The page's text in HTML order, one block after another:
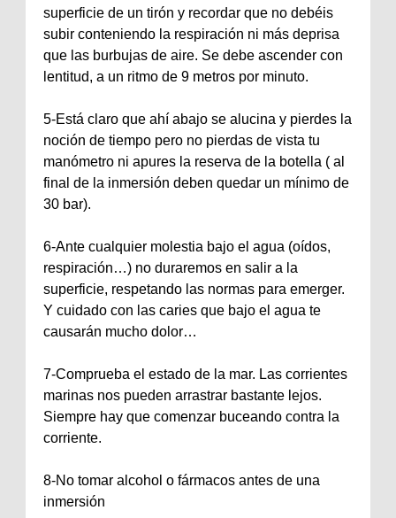
superficie de un tirón y recordar que no debéis
subir conteniendo la respiración ni más deprisa
que las burbujas de aire. Se debe ascender con
lentitud, a un ritmo de 9 metros por minuto.
5-Está claro que ahí abajo se alucina y pierdes la
noción de tiempo pero no pierdas de vista tu
manómetro ni apures la reserva de la botella ( al
final de la inmersión deben quedar un mínimo de
30 bar).
6-Ante cualquier molestia bajo el agua (oídos,
respiración…) no duraremos en salir a la
superficie, respetando las normas para emerger.
Y cuidado con las caries que bajo el agua te
causarán mucho dolor…
7-Comprueba el estado de la mar. Las corrientes
marinas nos pueden arrastrar bastante lejos.
Siempre hay que comenzar buceando contra la
corriente.
8-No tomar alcohol o fármacos antes de una
inmersión